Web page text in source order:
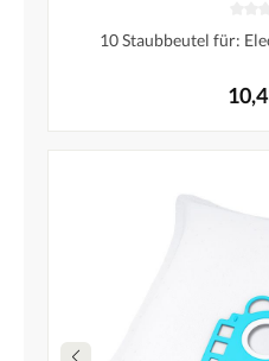
10 Staubbeutel für: